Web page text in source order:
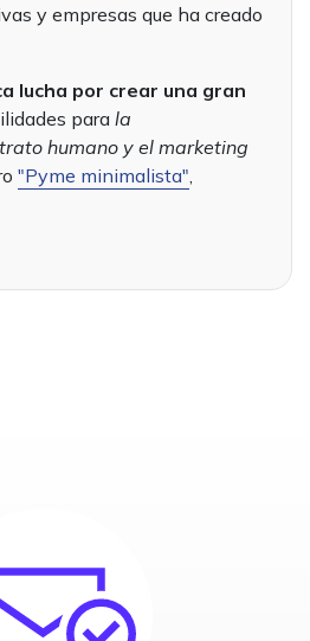
y empresas que ha creado
lucha por crear una gran
para la
humano y el marketing
"Pyme minimalista",